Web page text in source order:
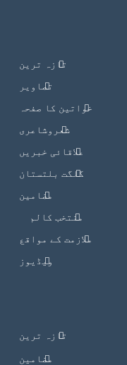
تازہ ترین
تصاویر
خواتین کا صفحہ
شعروشاعری
علاقائی خبریں
گلگت بلتستان
مضامین
منتخب کالم
ملازمت کے مواقع
ویڈیوز
تازہ ترین
مضامین